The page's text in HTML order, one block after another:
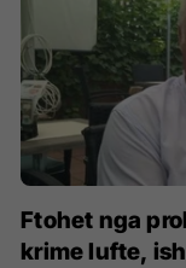
Ftohet nga
krime lufte,